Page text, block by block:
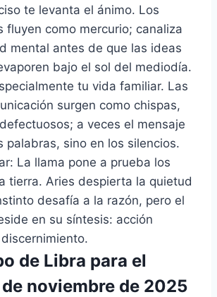
te levanta el ánimo. Los
fluyen como mercurio; canaliza
mental antes de que las ideas
bajo el sol del mediodía.
tu vida familiar. Las
surgen como chispas,
a veces el mensaje
palabras, sino en los silencios.
La llama pone a prueba los
tierra. Aries despierta la quietud
desafía a la razón, pero el
en su síntesis: acción
de Libra para el
noviembre de 2025